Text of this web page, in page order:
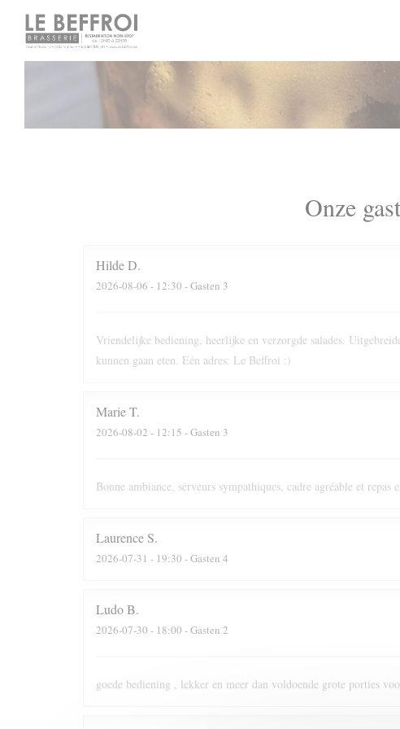
Cookies beheer paneel
Onze
HildeD
2026-08-06 - 12:30 - Gasten 3
Vriendelijke bediening, heerlijke en verzorgde salades.
kunnen gaan eten. Eén adres: Le Beffroi :)
MarieT
2026-08-02 - 12:15 - Gasten 3
Bonne ambiance, serveurs sympathiques, cadre agréable et repas
Laurence S
2026-07-31 - 19:30 - Gasten 4
LudoB
2026-07-30 - 18:00 - Gasten 2
goede bediening , lekker en meer dan voldoende grote porties